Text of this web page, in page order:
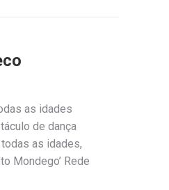
as idades
de dança
as idades,
Mondego’ Rede